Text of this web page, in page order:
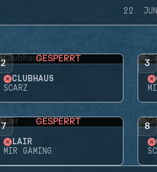
22.
2 GESPERRT
CLUBHAUS
SCARZ
3
7 GESPERRT
LAIR
MIR GAMING
8